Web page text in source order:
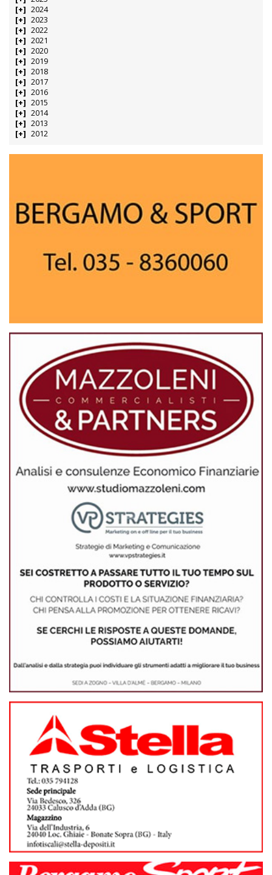
2024
2023
2022
2021
2020
2019
2018
2017
2016
2015
2014
2013
2012